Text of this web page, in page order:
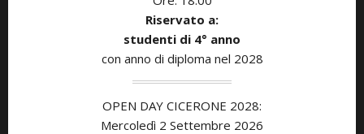
Riservato a:
studenti di 4° anno
con anno di diploma nel 2028
OPEN DAY CICERONE 2028:
Mercoledì 2 Settembre 2026